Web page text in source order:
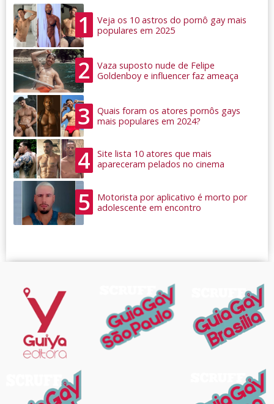
1
Veja os 10 astros do pornô gay mais
populares em 2025
2
Vaza suposto nude de Felipe
Goldenboy e influencer faz ameaça
3
Quais foram os atores pornôs gays
mais populares em 2024?
4
Site lista 10 atores que mais
apareceram pelados no cinema
5
Motorista por aplicativo é morto por
adolescente em encontro